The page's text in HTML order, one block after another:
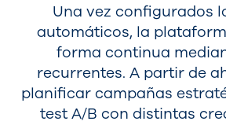
Una vez configurados
automáticos, la
forma continua
recurrentes. A partir de
planificar campañas
test A/B con distintas